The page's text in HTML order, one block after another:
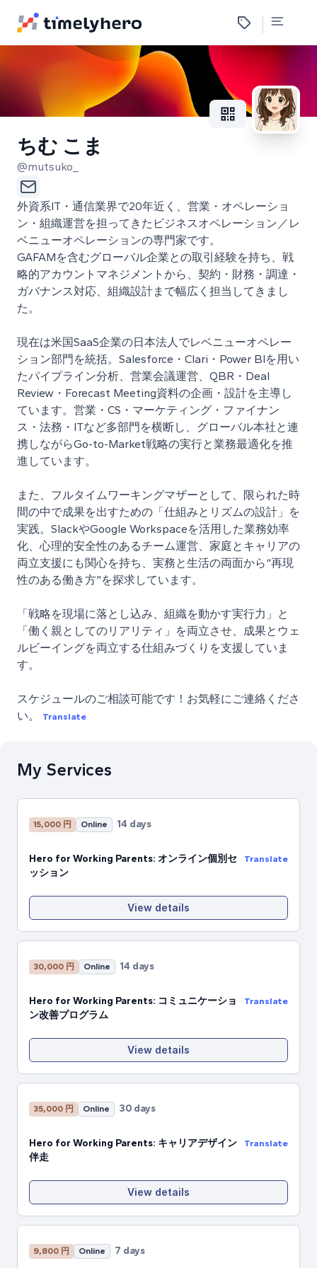
ちむ こま
@mutsuko_
外資系IT・通信業界で20年近く、営業・オペレーショ
ン・組織運営を担ってきたビジネスオペレーション／レ
ベニューオペレーションの専門家です。
GAFAMを含むグローバル企業との取引経験を持ち、戦
略的アカウントマネジメントから、契約・財務・調達・
ガバナンス対応、組織設計まで幅広く担当してきまし
た。
現在は米国SaaS企業の日本法人でレベニューオペレー
ション部門を統括。Salesforce・Clari・Power BIを用い
たパイプライン分析、営業会議運営、QBR・Deal
Review・Forecast Meeting資料の企画・設計を主導し
ています。営業・CS・マーケティング・ファイナン
ス・法務・ITなど多部門を横断し、グローバル本社と連
携しながらGo-to-Market戦略の実行と業務最適化を推
進しています。
また、フルタイムワーキングマザーとして、限られた時
間の中で成果を出すための「仕組みとリズムの設計」を
実践。SlackやGoogle Workspaceを活用した業務効率
化、心理的安全性のあるチーム運営、家庭とキャリアの
両立支援にも関心を持ち、実務と生活の両面から“再現
性のある働き方”を探求しています。
「戦略を現場に落とし込み、組織を動かす実行力」と
「働く親としてのリアリティ」を両立させ、成果とウェ
ルビーイングを両立する仕組みづくりを支援していま
す。
スケジュールのご相談可能です！お気軽にご連絡くださ
い。
Translate
My Services
15,000 円 Online 14 days
Hero for Working Parents: オンライン個別セ
ッション
Translate
View details
30,000 円 Online 14 days
Hero for Working Parents: コミュニケーショ
ン改善プログラム
Translate
View details
35,000 円 Online 30 days
Hero for Working Parents: キャリアデザイン
伴走
Translate
View details
9,800 円 Online 7 days